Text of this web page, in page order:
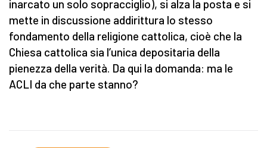
inarcato un solo sopracciglio), si alza la posta e si
mette in discussione addirittura lo stesso
fondamento della religione cattolica, cioè che la
Chiesa cattolica sia l’unica depositaria della
pienezza della verità. Da qui la domanda: ma le
ACLI da che parte stanno?